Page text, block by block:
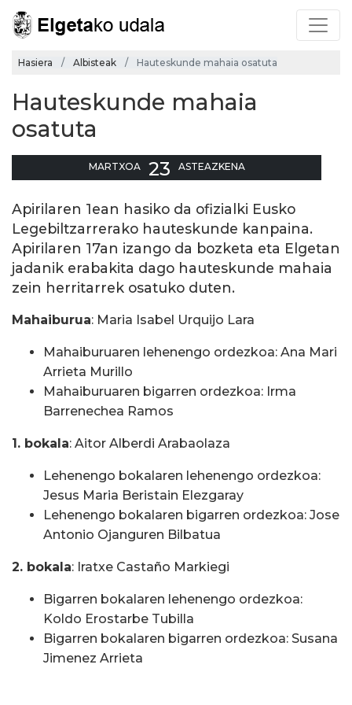
Hasiera Albisteak Hauteskunde mahaia osatuta
Hauteskunde mahaia
osatuta
MARTXOA 23 ASTEAZKENA
Apirilaren 1ean hasiko da ofizialki Eusko
Legebiltzarrerako hauteskunde kanpaina.
Apirilaren 17an izango da bozketa eta Elgetan
jadanik erabakita dago hauteskunde mahaia
zein herritarrek osatuko duten.
Mahaiburua: Maria Isabel Urquijo Lara
Mahaiburuaren lehenengo ordezkoa: Ana Mari
Arrieta Murillo
Mahaiburuaren bigarren ordezkoa: Irma
Barrenechea Ramos
1. bokala: Aitor Alberdi Arabaolaza
Lehenengo bokalaren lehenengo ordezkoa:
Jesus Maria Beristain Elezgaray
Lehenengo bokalaren bigarren ordezkoa: Jose
Antonio Ojanguren Bilbatua
2. bokala: Iratxe Castaño Markiegi
Bigarren bokalaren lehenengo ordezkoa:
Koldo Erostarbe Tubilla
Bigarren bokalaren bigarren ordezkoa: Susana
Jimenez Arrieta